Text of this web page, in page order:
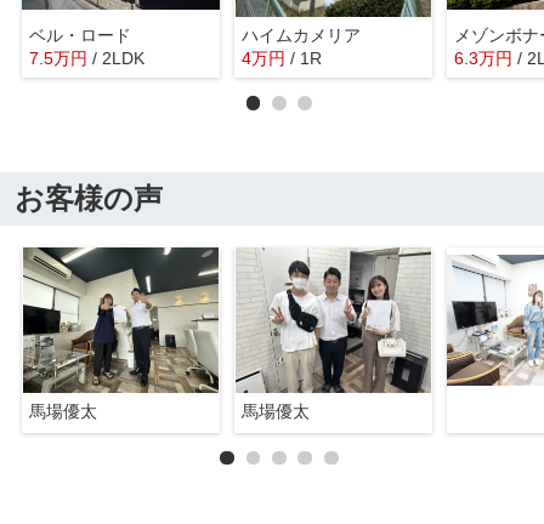
ベル・ロード
7.5万円 / 2LDK
ハイムカメリア
4万円 / 1R
メゾンボ
6.3万円 /
お客様の声
馬場優太 馬場優太